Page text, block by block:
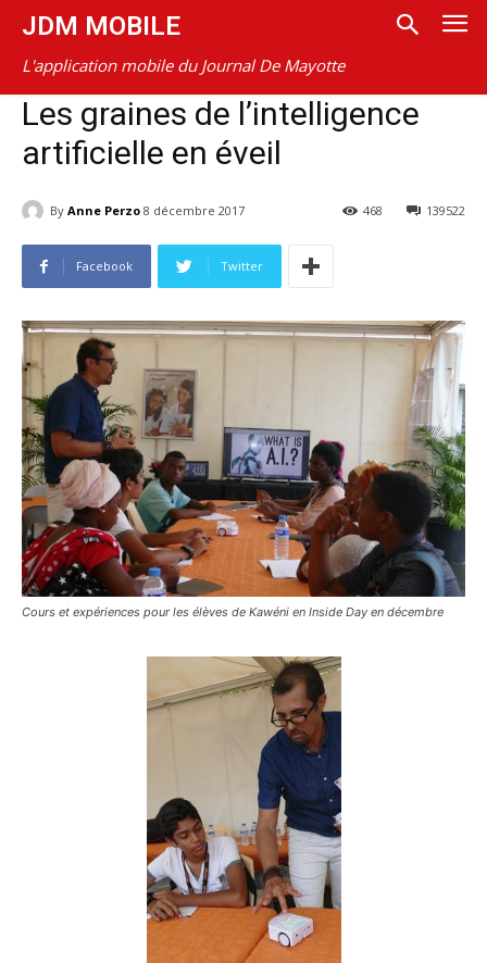
JDM MOBILE
L'application mobile du Journal De Mayotte
Les graines de l’intelligence
artificielle en éveil
By Anne Perzo 8 décembre 2017 139522
468
Facebook Twitter
Cours et expériences pour les élèves de Kawéni en Inside Day en décembre